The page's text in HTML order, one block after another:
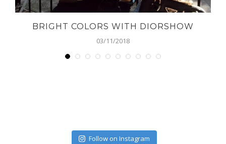
BRIGHT COLORS WITH DIORSHOW
03/11/2018
Follow on Instagram